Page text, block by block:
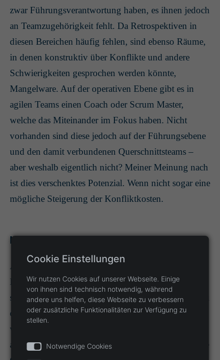
zwar Führungsverantwortung haben, es ihnen jedoch
an Teamzugehörigkeit fehlt. Da Retrospektiven in
diesen Bereichen häufig fehlen, sind ebenso Räume,
in denen konstruktiv über Konflikte und andere
Schwierigkeiten gesprochen werden könnte,
Mangelware. Auf der operativen Ebene gibt es in
agilen Teams einen Coach oder Scrum Master,
welche das Miteinander im Fokus haben. Nicht
vorhanden sind diese jedoch auf der Führungsebene
und den damit verbundenen Querschnittsteams –
aber weshalb eigentlich nicht? Meiner Meinung nach
ist dies verschenktes Potenzial. Wenn nicht sogar eine
mögliche Steigerung der Konfliktkosten.
Kommunikation auf Teamebene
Agile Teams leben von täglicher Kommunikation.
Ein Minimum dieser wird durch das Daily Stand-up
sichergestellt, mit dem Ziel, sich als Team den Tag zu
organisieren. Grundlage des Dailies bildet ihr Board,
welches den Arbeitsfluss wie ihre Arbeit transparent
abbildet – ein besonders hilfreiches Tool, um richtige
Cookie Einstellungen
Wir nutzen Cookies auf unserer Webseite. Einige
von ihnen sind technisch notwendig, während
andere uns helfen, diese Webseite zu verbessern
oder zusätzliche Funktionalitäten zur Verfügung zu
stellen.
Notwendige Cookies